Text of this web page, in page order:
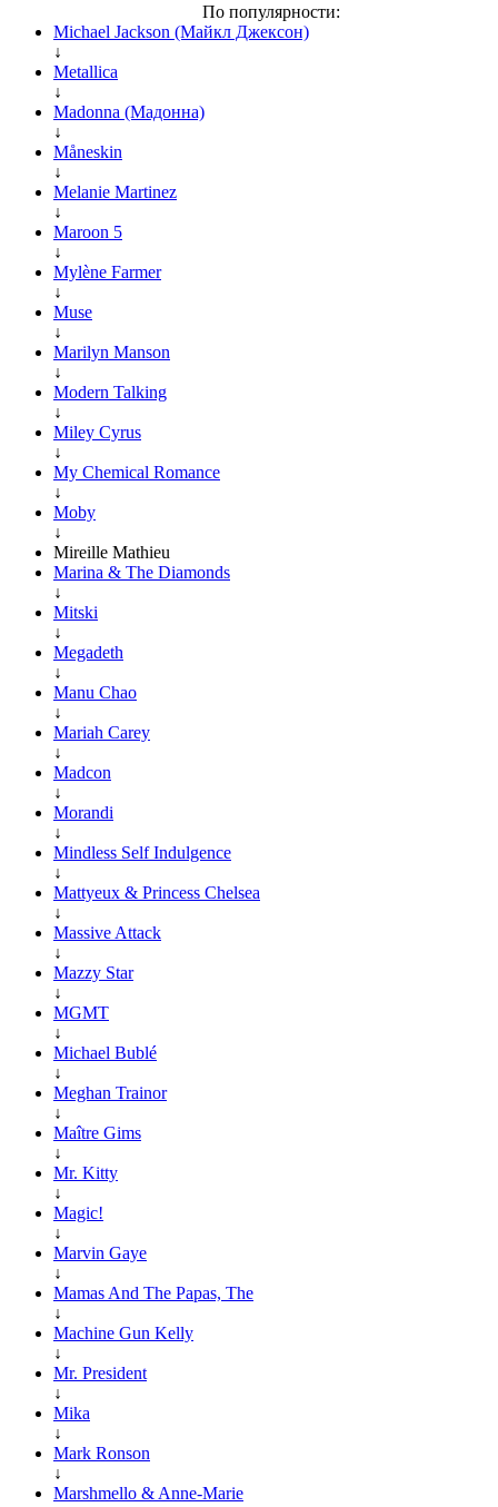
По популярности:
Michael Jackson (Майкл Джексон)
↓
Metallica
↓
Madonna (Мадонна)
↓
Måneskin
↓
Melanie Martinez
↓
Maroon 5
↓
Mylène Farmer
↓
Muse
↓
Marilyn Manson
↓
Modern Talking
↓
Miley Cyrus
↓
My Chemical Romance
↓
Moby
↓
Mireille Mathieu
Marina & The Diamonds
↓
Mitski
↓
Megadeth
↓
Manu Chao
↓
Mariah Carey
↓
Madcon
↓
Morandi
↓
Mindless Self Indulgence
↓
Mattyeux & Princess Chelsea
↓
Massive Attack
↓
Mazzy Star
↓
MGMT
↓
Michael Bublé
↓
Meghan Trainor
↓
Maître Gims
↓
Mr. Kitty
↓
Magic!
↓
Marvin Gaye
↓
Mamas And The Papas, The
↓
Machine Gun Kelly
↓
Mr. President
↓
Mika
↓
Mark Ronson
↓
Marshmello & Anne-Marie